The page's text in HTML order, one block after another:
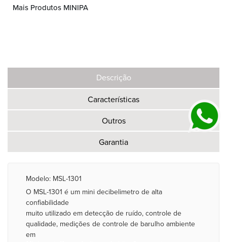
Mais Produtos MINIPA
Descrição
Características
Outros
Garantia
Modelo: MSL-1301
O MSL-1301 é um mini decibelimetro de alta
confiabilidade
muito utilizado em detecção de ruído, controle de
qualidade, medições de controle de barulho ambiente
em